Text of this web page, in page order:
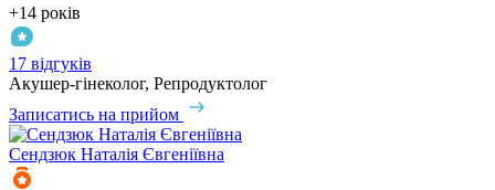
+14 років
17 відгуків
Акушер-гінеколог, Репродуктолог
Записатись на прийом
Сендзюк Наталія Євгеніївна